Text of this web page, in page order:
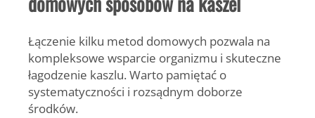
Łączenie kilku metod domowych pozwala na
kompleksowe wsparcie organizmu i skuteczne
łagodzenie kaszlu. Warto pamiętać o
systematyczności i rozsądnym doborze
środków.